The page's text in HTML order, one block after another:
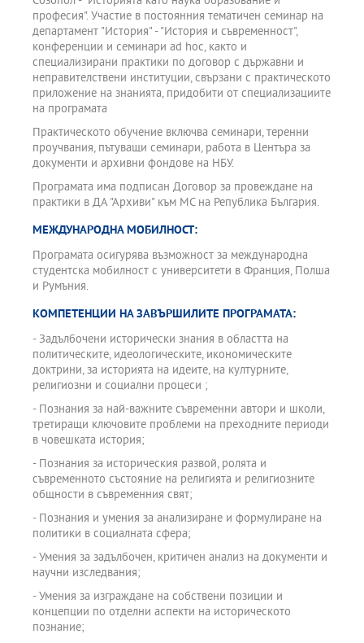
професия". Участие в постоянния тематичен семинар на
департамент "История" - "История и съвременност",
конференции и семинари ad hoc, както и
специализирани практики по договор с държавни и
неправителствени институции, свързани с практическото
приложение на знанията, придобити от специализациите
на програмата
Практическото обучение включва семинари, теренни
проучвания, пътуващи семинари, работа в Центъра за
документи и архивни фондове на НБУ.
Програмата има подписан Договор за провеждане на
практики в ДА "Архиви" към МС на Република България.
МЕЖДУНАРОДНА МОБИЛНОСТ:
Програмата осигурява възможност за международна
студентска мобилност с университети в Франция, Полша
и Румъния.
КОМПЕТЕНЦИИ НА ЗАВЪРШИЛИТЕ ПРОГРАМАТА:
- Задълбочени исторически знания в областта на
политическите, идеологическите, икономическите
доктрини, за историята на идеите, на културните,
религиозни и социални процеси ;
- Познания за най-важните съвременни автори и школи,
третиращи ключовите проблеми на преходните периоди
в човешката история;
- Познания за историческия развой, ролята и
съвременното състояние на религията и религиозните
общности в съвременния свят;
- Познания и умения за анализиране и формулиране на
политики в социалната сфера;
- Умения за задълбочен, критичен анализ на документи и
научни изследвания;
- Умения за изграждане на собствени позиции и
концепции по отделни аспекти на историческото
познание;